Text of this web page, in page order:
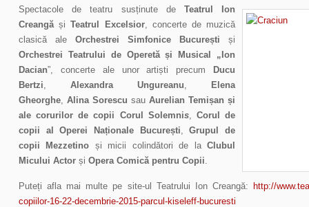
Spectacole de teatru susținute de Teatrul Ion
CreangășiTeatrul Excelsior, concerte de muzică
clasică ale Orchestrei Simfonice București și
Orchestrei Teatrului de Operetă și Musical „Ion
Dacian”, concerte ale unor artiști precum
Ducu
Bertzi, Alexandra Ungureanu,
Elena
Gheorghe, Alina Sorescu sau Aurelian Temișan și
ale corurilor de copii Corul Solemnis, Corul de
copii al Operei Naționale București,Grupul de
copii Mezzetino și micii colindători de laClubul
Micului Actor și Opera Comică pentru Copii.
Puteți afla mai multe pe site-ul Teatrului Ion Creangă: http://
copiilor-16-22-decembrie-2015-parcul-kiseleff-bucuresti